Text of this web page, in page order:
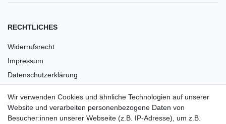
RECHTLICHES
Widerrufsrecht
Impressum
Datenschutzerklärung
Barrierefreiheit
Wir verwenden Cookies und ähnliche Technologien auf unserer
Website und verarbeiten personenbezogene Daten von
Besucher:innen unserer Webseite (z.B. IP-Adresse), um z.B.